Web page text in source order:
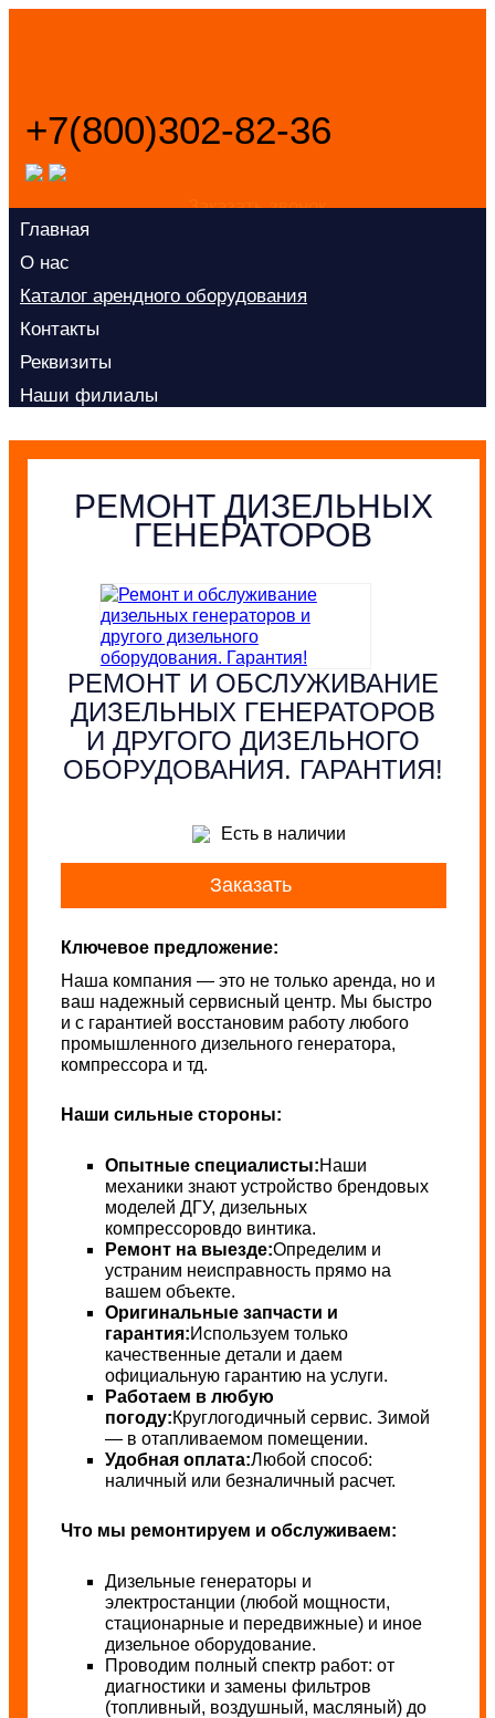
+7(800)302-82-36
Заказать звонок
Главная
О нас
Каталог арендного оборудования
Контакты
Реквизиты
Наши филиалы
РЕМОНТ ДИЗЕЛЬНЫХ
ГЕНЕРАТОРОВ
РЕМОНТ И ОБСЛУЖИВАНИЕ
ДИЗЕЛЬНЫХ ГЕНЕРАТОРОВ
И ДРУГОГО ДИЗЕЛЬНОГО
ОБОРУДОВАНИЯ. ГАРАНТИЯ!
Есть в наличии
Заказать
Ключевое предложение:
Наша компания — это не только аренда, но и
ваш надежный сервисный центр. Мы быстро
и с гарантией восстановим работу любого
промышленного дизельного генератора,
компрессора и тд.
Наши сильные стороны:
Опытные специалисты:Наши
механики знают устройство брендовых
моделей ДГУ, дизельных
компрессоровдо винтика.
Ремонт на выезде:Определим и
устраним неисправность прямо на
вашем объекте.
Оригинальные запчасти и
гарантия:Используем только
качественные детали и даем
официальную гарантию на услуги.
Работаем в любую
погоду:Круглогодичный сервис. Зимой
— в отапливаемом помещении.
Удобная оплата:Любой способ:
наличный или безналичный расчет.
Что мы ремонтируем и обслуживаем:
Дизельные генераторы и
электростанции (любой мощности,
стационарные и передвижные) и иное
дизельное оборудование.
Проводим полный спектр работ: от
диагностики и замены фильтров
(топливный, воздушный, масляный) до